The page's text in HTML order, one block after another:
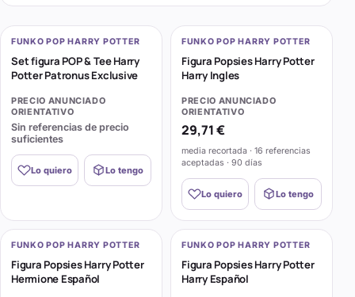
FUNKO POP HARRY POTTER
Set figura POP & Tee Harry
Potter Patronus Exclusive
PRECIO ANUNCIADO
ORIENTATIVO
Sin referencias de precio
suficientes
Lo quiero Lo tengo
FUNKO POP HARRY POTTER
Figura Popsies Harry Potter
Harry Ingles
PRECIO ANUNCIADO
ORIENTATIVO
29,71 €
media recortada · 16 referencias
aceptadas · 90 días
Lo quiero Lo tengo
FUNKO POP HARRY POTTER
Figura Popsies Harry Potter
Hermione Español
FUNKO POP HARRY POTTER
Figura Popsies Harry Potter
Harry Español